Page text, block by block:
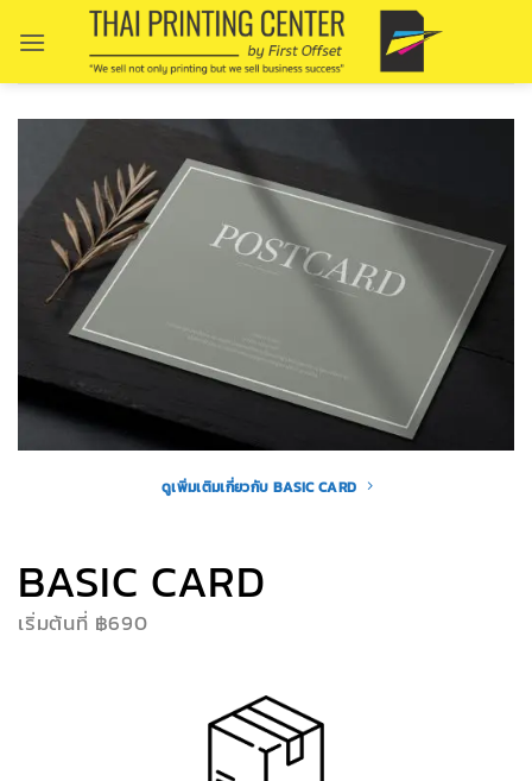
ดูเพิ่มเติมเกี่ยวกับ BASIC CARD
BASIC CARD
เริ่มต้นที่ ฿690